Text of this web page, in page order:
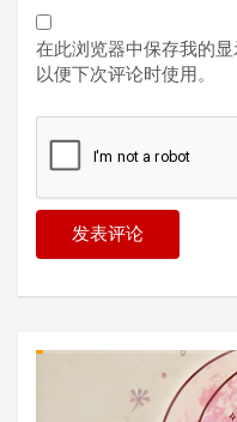
在此浏览器中保存我的
以便下次评论时使用。